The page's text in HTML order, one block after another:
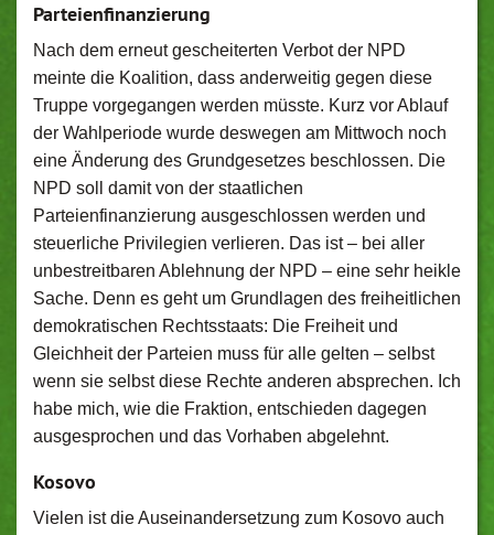
Parteienfinanzierung
Nach dem erneut gescheiterten Verbot der NPD
meinte die Koalition, dass anderweitig gegen diese
Truppe vorgegangen werden müsste. Kurz vor Ablauf
der Wahlperiode wurde deswegen am Mittwoch noch
eine Änderung des Grundgesetzes beschlossen. Die
NPD soll damit von der staatlichen
Parteienfinanzierung ausgeschlossen werden und
steuerliche Privilegien verlieren. Das ist – bei aller
unbestreitbaren Ablehnung der NPD – eine sehr heikle
Sache. Denn es geht um Grundlagen des freiheitlichen
demokratischen Rechtsstaats: Die Freiheit und
Gleichheit der Parteien muss für alle gelten – selbst
wenn sie selbst diese Rechte anderen absprechen. Ich
habe mich, wie die Fraktion, entschieden dagegen
ausgesprochen und das Vorhaben abgelehnt.
Kosovo
Vielen ist die Auseinandersetzung zum Kosovo auch